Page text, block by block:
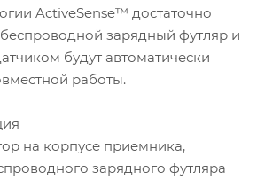
ActiveSense™ достаточно
зарядный футляр и
будут автоматически
работы.
на корпусе приемника,
зарядного футляра